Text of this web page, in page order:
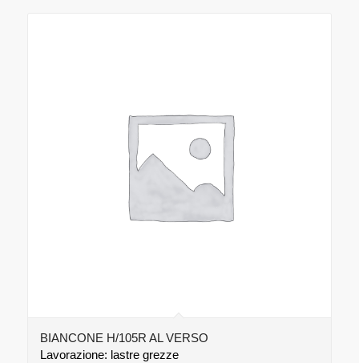
BIANCONE H/105R AL VERSO
Lavorazione: lastre grezze